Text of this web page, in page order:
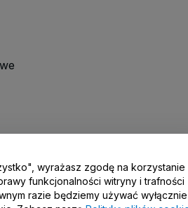
/ Skontaktuj się z nami
wyrażasz zgodę na korzystanie
funkcjonalności witryny i trafności
razie będziemy używać wyłącznie